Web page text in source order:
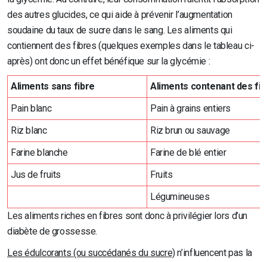
des autres glucides, ce qui aide à prévenir l’augmentation
soudaine du taux de sucre dans le sang. Les aliments qui
contiennent des fibres (quelques exemples dans le tableau ci-
après) ont donc un effet bénéfique sur la glycémie :
Aliments sans fibre
Aliments contenant des
Pain blanc
Pain à grains entiers
Riz blanc
Riz brun ou sauvage
Farine blanche
Farine de blé entier
Jus de fruits
Fruits
Légumineuses
Les aliments riches en fibres sont donc à privilégier lors d’un
diabète de grossesse.
Les édulcorants (ou succédanés du sucre)n’influencent pas la